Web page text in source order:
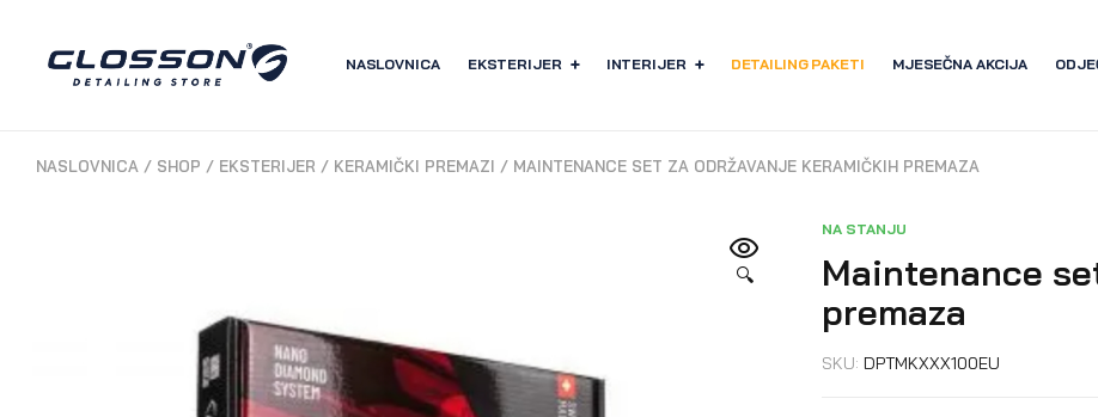
NASLOVNICA EKSTERIJER INTERIJER DETAILING PAKETI MJESEČNA AKCIJA
NASLOVNICA / SHOP / EKSTERIJER / KERAMIČKI PREMAZI / MAINTENANCE SET ZA ODRŽAVANJE KERAMIČKIH PREMAZA
🔍
NA STANJU
Maintenance
premaza
SKU: DPTMKXXX100EU